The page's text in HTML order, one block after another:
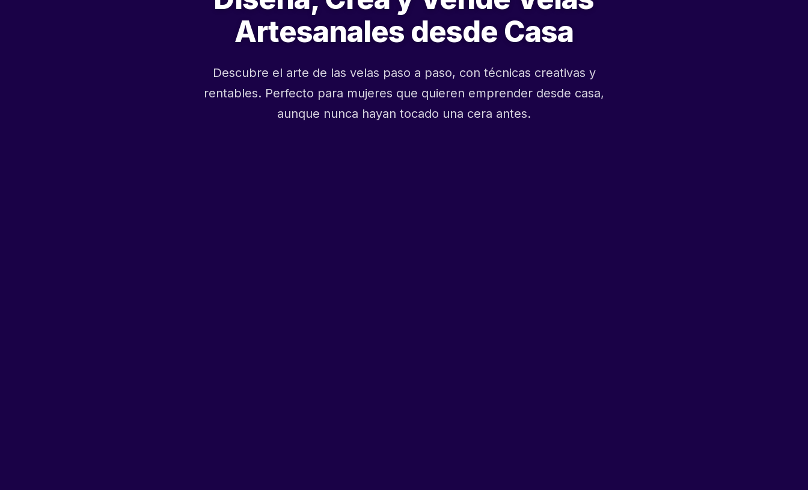
Artesanales desde Casa
Descubre el arte de las velas paso a paso, con técnicas creativas y
rentables. Perfecto para mujeres que quieren emprender desde casa,
aunque nunca hayan tocado una cera antes.